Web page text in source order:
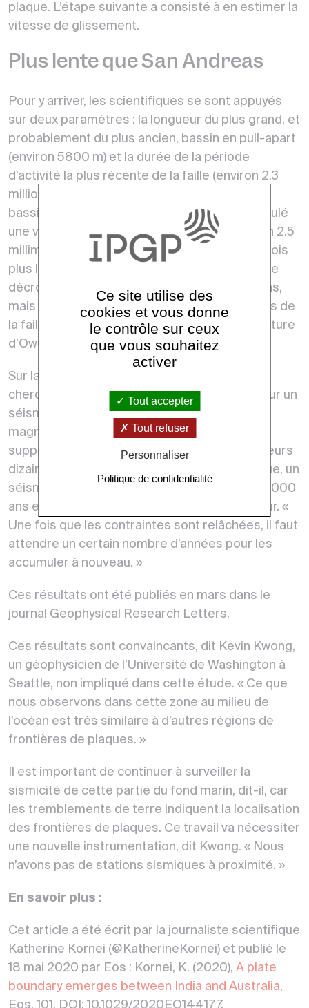
plaque. L’étape suivante a consisté à en estimer la
vitesse de glissement.
Plus lente que San Andreas
Pour y arriver, les scientifiques se sont appuyés
sur deux paramètres : la longueur du plus grand, et
probablement du plus ancien, bassin en pull-apart
(environ 5800 m) et la durée de la période
d’activité la plus récente de la faille (environ 2.3
millions d’années). En divisant la longueur du
bassin par cet intervalle de temps, ils ont calculé
une vitesse de glissement maximale d’environ 2.5
millimètres par an. Celle-ci est à peu près 10 fois
plus lente que celles d’autres limites de plaque
décrochante telles que la faille de San Andreas,
mais pas beaucoup plus lente que les vitesses de
la faille de la Mer Morte ou de la Zone de Fracture
d’Owen.
Sur la base de ce taux de glissement, les
chercheurs ont estimé le temps de retour pour un
séisme de même ampleur que le séisme de
magnitude 8.6 enregistré en avril 2012. En
supposant qu’un tel événement relâche plusieurs
dizaines de mètres de glissement co-sismique, un
séisme similaire pourrait survenir tous les 20 000
ans environ, indique Aurélie Coudurier-Curveur. «
Une fois que les contraintes sont relâchées, il faut
attendre un certain nombre d’années pour les
accumuler à nouveau. »
Ces résultats ont été publiés en mars dans le
journal Geophysical Research Letters.
Ces résultats sont convaincants, dit Kevin Kwong,
un géophysicien de l’Université de Washington à
Seattle, non impliqué dans cette étude. « Ce que
nous observons dans cette zone au milieu de
l’océan est très similaire à d’autres régions de
frontières de plaques. »
Il est important de continuer à surveiller la
sismicité de cette partie du fond marin, dit-il, car
les tremblements de terre indiquent la localisation
des frontières de plaques. Ce travail va nécessiter
une nouvelle instrumentation, dit Kwong. « Nous
n’avons pas de stations sismiques à proximité. »
En savoir plus :
Cet article a été écrit par la journaliste scientifique
Katherine Kornei (@KatherineKornei) et publié le
18 mai 2020 par Eos : Kornei, K. (2020), A plate
boundary emerges between India and Australia,
Eos, 101, DOI: 10.1029/2020EO144177.
Ce site utilise des
cookies et vous donne
le contrôle sur ceux
que vous souhaitez
activer
Tout accepter
Tout refuser
Personnaliser
Politique de confidentialité